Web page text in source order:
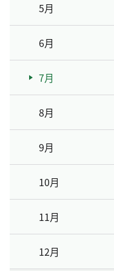
5月
6月
7月
8月
9月
10月
11月
12月